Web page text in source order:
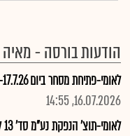
הודעות בורסה - מאיה
לאומי-פתיחת מסחר ביום 17.7.26-לאומי מסחרי 13
16.07.2026, 14:55
לאומי-תוצ' הנפקת נע"מ סד' 13 לציבור עפ"י דוח הצעת מדף מ15.7.26